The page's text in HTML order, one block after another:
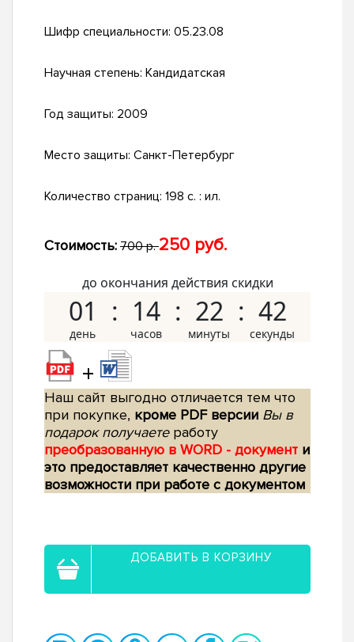
Шифр специальности: 05.23.08
Научная степень: Кандидатская
Год защиты: 2009
Место защиты: Санкт-Петербург
Количество страниц: 198 с. : ил.
Стоимость: 700 р.250 руб.
до окончания действия скидки
01 14 22 41
+
Наш сайт выгодно отличается тем что
при покупке, кроме PDF версии Вы в
подарок получаетеработу
преобразованную в WORD - документ и
это предоставляет качественно другие
возможности при работе с документом
ДОБАВИТЬ В КОРЗИНУ